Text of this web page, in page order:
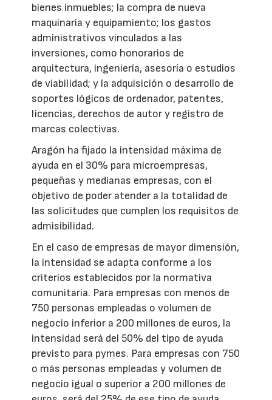
bienes inmuebles; la compra de nueva
maquinaria y equipamiento; los gastos
administrativos vinculados a las
inversiones, como honorarios de
arquitectura, ingeniería, asesoría o estudios
de viabilidad; y la adquisición o desarrollo de
soportes lógicos de ordenador, patentes,
licencias, derechos de autor y registro de
marcas colectivas.
Aragón ha fijado la intensidad máxima de
ayuda en el 30% para microempresas,
pequeñas y medianas empresas, con el
objetivo de poder atender a la totalidad de
las solicitudes que cumplen los requisitos de
admisibilidad.
En el caso de empresas de mayor dimensión,
la intensidad se adapta conforme a los
criterios establecidos por la normativa
comunitaria. Para empresas con menos de
750 personas empleadas o volumen de
negocio inferior a 200 millones de euros, la
intensidad será del 50% del tipo de ayuda
previsto para pymes. Para empresas con 750
o más personas empleadas y volumen de
negocio igual o superior a 200 millones de